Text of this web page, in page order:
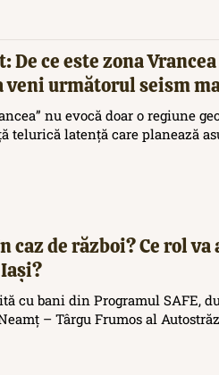
ce este zona Vrancea
veni următorul seism
nu evocă doar o regiune
telurică latență care planează
caz de război? Ce rol va
cu bani din Programul SAFE,
– Târgu Frumos al